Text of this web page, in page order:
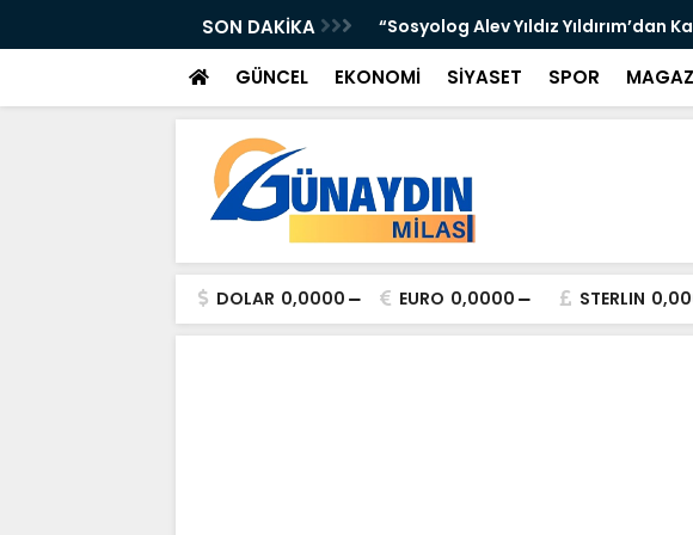
SON DAKİKA “Sosyolog Alev Yıldız Yıldırım’dan
GÜNCEL EKONOMİ SİYASET SPOR
DOLAR 0,0000 EURO 0,0000 STERLIN